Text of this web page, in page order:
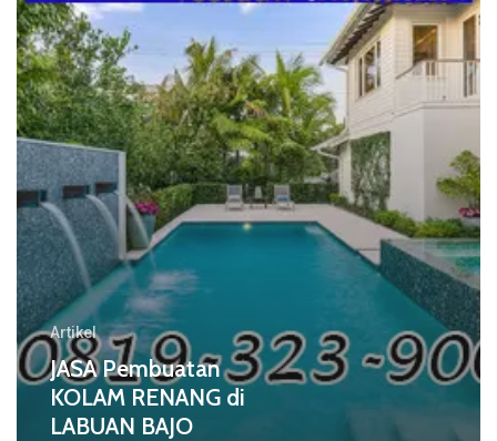
di
LABUAN
BAJO
Artikel
JASA Pembuatan
KOLAM RENANG di
LABUAN BAJO